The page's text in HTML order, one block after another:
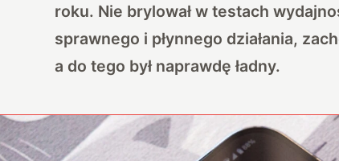
roku. Nie brylował w testach
sprawnego i płynnego działania,
a do tego był naprawdę ładny.